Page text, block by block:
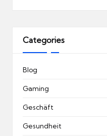
Categories
Blog
Gaming
Geschäft
Gesundheit